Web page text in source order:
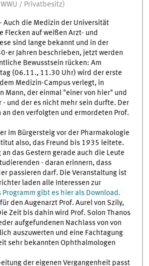
/ Privatbesitz)
Auch die Medizin der Universität
Flecken auf weißen Arzt- und
sind lange bekannt und in der
er Jahren beschrieben, jetzt werden
Bewusstsein rücken: Am
(06.11., 11.30 Uhr) wird der erste
Medizin-Campus verlegt, in
Mann, der einmal "einer von hier" und
- und der es nicht mehr sein durfte. Der
den verfolgten und ermordeten Prof.
im Bürgersteig vor der Pharmakologie
also, das Freund bis 1935 leitete.
an das Gestern gerade auch die Leute
- daran erinnern, dass
passieren darf. Die Veranstaltung ist
laden alle Interessen zur
Programm gibt es hier als Download.
den Augenarzt Prof. Aurel von Szily,
Zeit bis dahin wird Prof. Solon Thanos
aufgefundenen Nachlass von von
auszuwerten und eine Fachtagung
sehr bekannten Ophthalmologen
der eigenen Vergangenheit passt